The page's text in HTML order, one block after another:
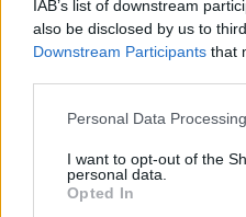
IAB’s list of downstream
also be disclosed by us to
Downstream Participants that
Personal Data
I want to opt-out of the
personal data.
Opted In
«φόρτιση». Το ράφι τοίχου
λευκό χρώμα βελανιδιάς ή
Κοστίζει μόλις 6,99 ευρώ και